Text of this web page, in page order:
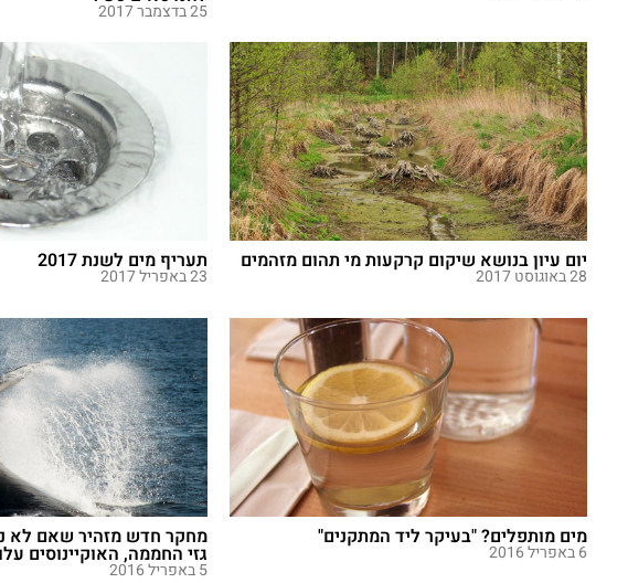
25 בדצמבר 2017
יום עיון בנושא שיקום קרקעות מי תהום מזהמים
28 באוגוסט 2017
תעריף מים לשנת 2017
23 באפריל 2017
מים מותפלים? "בעיקר ליד המתקנים"
6 באפריל 2016
מחקר חדש מזהיר שאם לא
גזי החממה, האוקיינוסים
5 באפריל 2016